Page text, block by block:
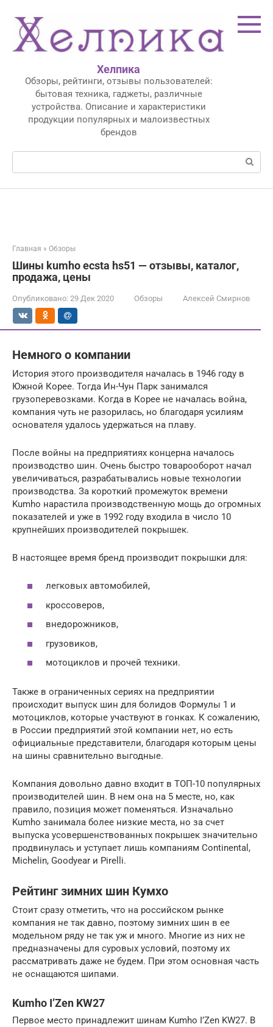
контенту
Хелпика
Обзоры, рейтинги, отзывы пользователей:
бытовая техника, гаджеты, различные
устройства. Описание и характеристики
продукции популярных и малоизвестных
брендов
Поиск:
Главная » Обзоры
Шины kumho ecsta hs51 — отзывы, каталог,
продажа, цены
Опубликовано: 29 Дек 2020 Обзоры Алексей Смирнов
Немного о компании
История этого производителя началась в 1946 году в
Южной Корее. Тогда Ин-Чун Парк занимался
грузоперевозками. Когда в Корее не началась война,
компания чуть не разорилась, но благодаря усилиям
основателя удалось удержаться на плаву.
После войны на предприятиях концерна началось
производство шин. Очень быстро товарооборот начал
увеличиваться, разрабатывались новые технологии
производства. За короткий промежуток времени
Kumho нарастила производственную мощь до огромных
показателей и уже в 1992 году входила в число 10
крупнейших производителей покрышек.
В настоящее время бренд производит покрышки для:
легковых автомобилей,
кроссоверов,
внедорожников,
грузовиков,
мотоциклов и прочей техники.
Также в ограниченных сериях на предприятии
происходит выпуск шин для болидов Формулы 1 и
мотоциклов, которые участвуют в гонках. К сожалению,
в России предприятий этой компании нет, но есть
официальные представители, благодаря которым цены
на шины сравнительно выгодные.
Компания довольно давно входит в ТОП-10 популярных
производителей шин. В нем она на 5 месте, но, как
правило, позиция может поменяться. Изначально
Kumho занимала более низкие места, но за счет
выпуска усовершенствованных покрышек значительно
продвинулась и уступает лишь компаниям Continental,
Michelin, Goodyear и Pirelli.
Рейтинг зимних шин Кумхо
Стоит сразу отметить, что на российском рынке
компания не так давно, поэтому зимних шин в ее
модельном ряду не так уж и много. Многие из них не
предназначены для суровых условий, поэтому их
рассматривать даже не будем. При этом основная часть
не оснащаются шипами.
Kumho I’Zen KW27
Первое место принадлежит шинам Kumho I’Zen KW27. В